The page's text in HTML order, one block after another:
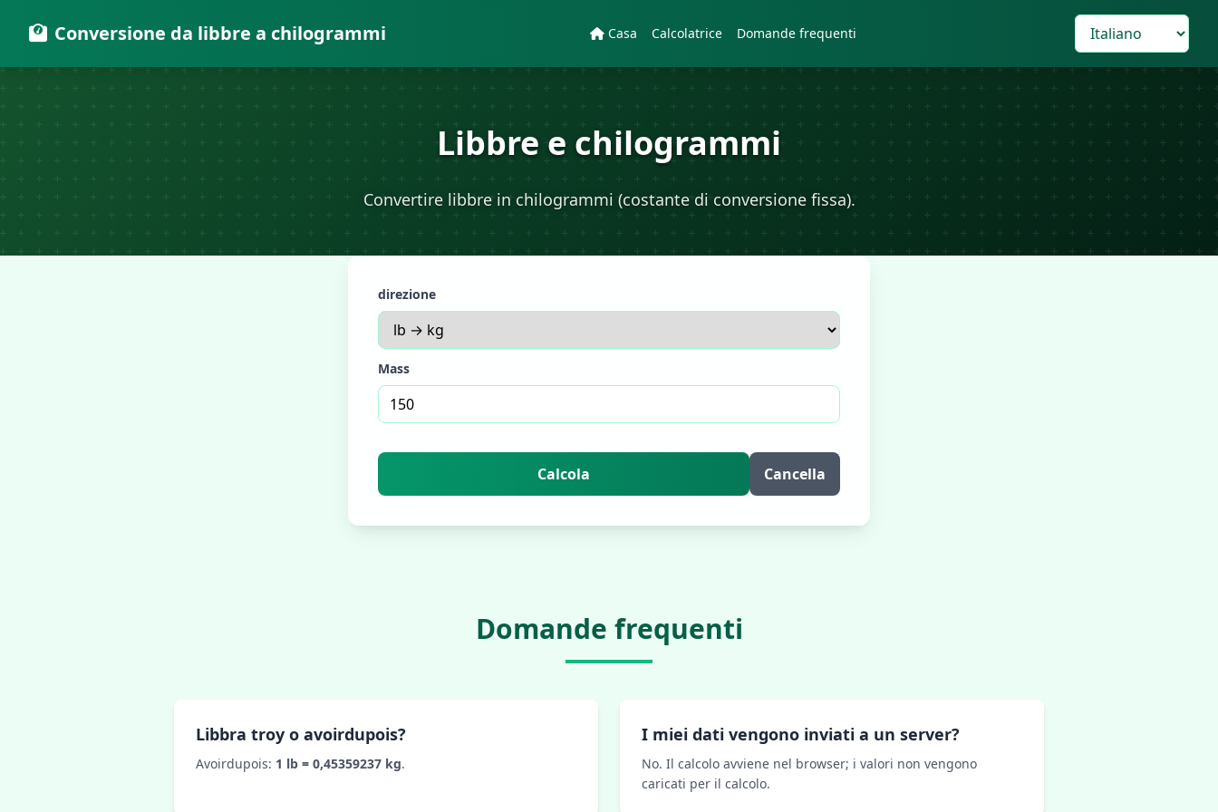
Conversione da libbre a chilogrammi Casa Calcolatrice Domande frequenti
Libbre e chilogrammi
Convertire libbre in chilogrammi (costante di conversione fissa).
direzione
Mass
Calcola Cancella
Domande frequenti
Libbra troy o avoirdupois?
Avoirdupois: 1 lb = 0,45359237 kg.
I miei dati vengono inviati a un server?
No. Il calcolo avviene nel browser; i valori non vengono
caricati per il calcolo.